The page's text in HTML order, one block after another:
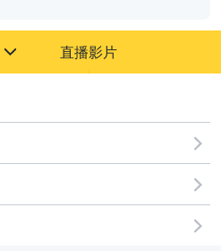
直播影片